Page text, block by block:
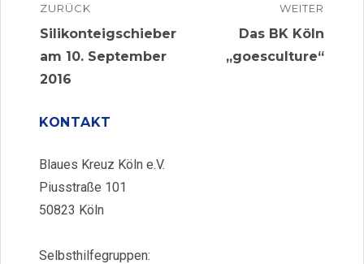
ZURÜCK
Vorheriger
Beitrag:
Silikonteigschieber
am 10. September
2016
WEITER
Nächster
Beitrag:
Das BK Köln
„goesculture“
KONTAKT
Blaues Kreuz Köln e.V.
Piusstraße 101
50823 Köln
Selbsthilfegruppen: